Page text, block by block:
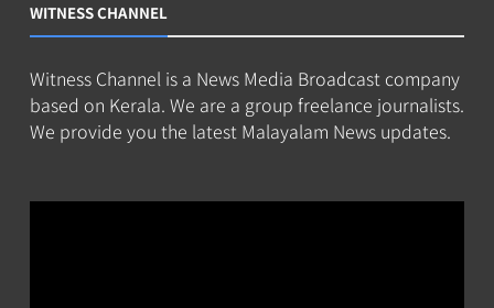
WITNESS CHANNEL
Witness Channel is a News Media Broadcast company
based on Kerala. We are a group freelance journalists.
We provide you the latest Malayalam News updates.